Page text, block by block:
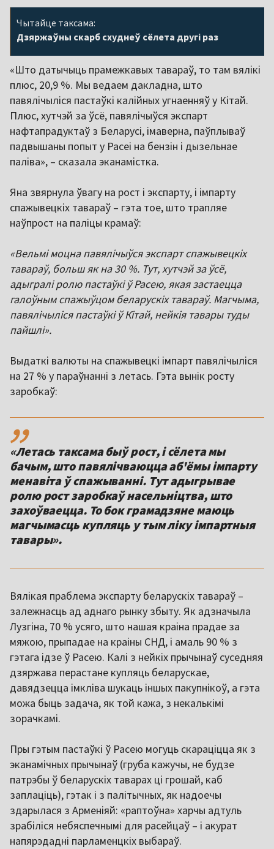
Чытайце таксама:
Дзяржаўны скарб схуднеў сёлета другі раз
«Што датычыць прамежкавых тавараў, то там вялікі
плюс, 20,9 %. Мы ведаем дакладна, што
павялічыліся пастаўкі калійных угнаенняў у Кітай.
Плюс, хутчэй за ўсё, павялічыўся экспарт
нафтапрадуктаў з Беларусі, імаверна, паўплываў
падвышаны попыт у Расеі на бензін і дызельнае
паліва», – сказала эканамістка.
Яна звярнула ўвагу на рост і экспарту, і імпарту
спажывецкіх тавараў – гэта тое, што трапляе
наўпрост на паліцы крамаў:
«Вельмі моцна павялічыўся экспарт спажывецкіх
тавараў, больш як на 30 %. Тут, хутчэй за ўсё,
адыгралі ролю пастаўкі ў Расею, якая застаецца
галоўным спажыўцом беларускіх тавараў. Магчыма,
павялічыліся пастаўкі ў Кітай, нейкія тавары туды
пайшлі».
Выдаткі валюты на спажывецкі імпарт павялічыліся
на 27 % у параўнанні з летась. Гэта вынік росту
заробкаў:
,,
«Летась таксама быў рост, і сёлета мы
бачым, што павялічваюцца аб'ёмы імпарту
менавіта ў спажыванні. Тут адыгрывае
ролю рост заробкаў насельніцтва, што
захоўваецца. То бок грамадзяне маюць
магчымасць купляць у тым ліку імпартныя
тавары».
Вялікая праблема экспарту беларускіх тавараў –
залежнасць ад аднаго рынку збыту. Як адзначыла
Лузгіна, 70 % усяго, што нашая краіна прадае за
мяжою, прыпадае на краіны СНД, і амаль 90 % з
гэтага ідзе ў Расею. Калі з нейкіх прычынаў суседняя
дзяржава перастане купляць беларускае,
давядзецца імкліва шукаць іншых пакупнікоў, а гэта
можа быць задача, як той кажа, з некалькімі
зорачкамі.
Пры гэтым пастаўкі ў Расею могуць скараціцца як з
эканамічных прычынаў (груба кажучы, не будзе
патрэбы ў беларускіх таварах ці грошай, каб
заплаціць), гэтак і з палітычных, як надоечы
здарылася з Арменіяй: «раптоўна» харчы адтуль
зрабіліся небяспечнымі для расейцаў – і акурат
напярэдадні парламенцкіх выбараў.